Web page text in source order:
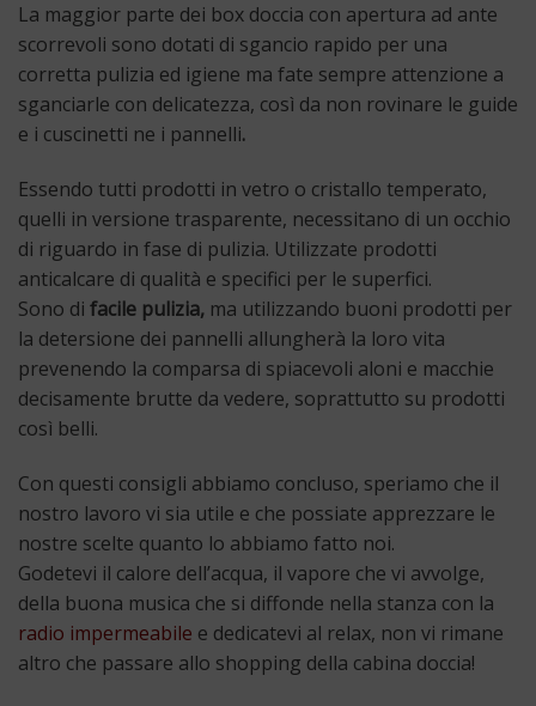
La maggior parte dei box doccia con apertura ad ante
scorrevoli sono dotati di sgancio rapido per una
corretta pulizia ed igiene ma fate sempre attenzione a
sganciarle con delicatezza, così da non rovinare le guide
e i cuscinetti ne i pannelli.
Essendo tutti prodotti in vetro o cristallo temperato,
quelli in versione trasparente, necessitano di un occhio
di riguardo in fase di pulizia. Utilizzate prodotti
anticalcare di qualità e specifici per le superfici.
Sono di facile pulizia, ma utilizzando buoni prodotti per
la detersione dei pannelli allungherà la loro vita
prevenendo la comparsa di spiacevoli aloni e macchie
decisamente brutte da vedere, soprattutto su prodotti
così belli.
Con questi consigli abbiamo concluso, speriamo che il
nostro lavoro vi sia utile e che possiate apprezzare le
nostre scelte quanto lo abbiamo fatto noi.
Godetevi il calore dell’acqua, il vapore che vi avvolge,
della buona musica che si diffonde nella stanza con la
radio impermeabile e dedicatevi al relax, non vi rimane
altro che passare allo shopping della cabina doccia!